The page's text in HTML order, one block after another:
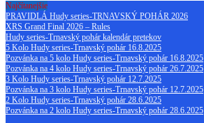
Najčítanejšie
PRAVIDLÁ Hudy series-TRNAVSKÝ POHÁR 2026
XRS Grand Final 2026 – Rules
Hudy series-Trnavský pohár kalendár pretekov
5 Kolo Hudy series-Trnavský pohár 16.8.2025
Pozvánka na 5 kolo Hudy series-Trnavský pohár 16.8.2025
Pozvánka na 4 kolo Hudy series-Trnavský pohár 26.7.2025
3 Kolo Hudy series-Trnavský pohár 12.7.2025
Pozvánka na 3 kolo Hudy series-Trnavský pohár 12.7.2025
2 Kolo Hudy series-Trnavský pohár 28.6.2025
Pozvánka na 2 kolo Hudy series-Trnavský pohár 28.6.2025